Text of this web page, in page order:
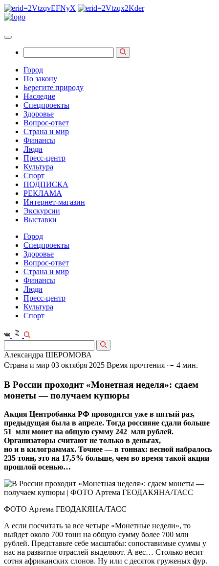
Город
По закону
Берегите природу
Наследие
Спецпроекты
Здоровье
Вопрос-ответ
Страна и мир
Финансы
Люди
Пресс-центр
Культура
Спорт
ПОДПИСКА
РЕКЛАМА
Интернет-магазин
Экскурсии
Выставки
Город
Спецпроекты
Здоровье
Вопрос-ответ
Страна и мир
Финансы
Люди
Пресс-центр
Культура
Спорт
Александра ШЕРОМОВА
Страна и мир 03 октября 2025 Время прочтения ⁓ 4 мин.
В России проходит «Монетная неделя»: сдаем
монеты — получаем купюры
Акция Центробанка РФ проводится уже в пятый раз,
предыдущая была в апреле. Тогда россияне сдали больше
51 млн монет на общую сумму 242 млн рублей.
Организаторы считают не только в деньгах,
но и в килограммах. Точнее — в тоннах: весной набралось
235 тонн, это на 17,5 % больше, чем во время такой акции
прошлой осенью…
ФОТО Артема ГЕОДАКЯНА/ТАСС
А если посчитать за все четыре «Монетные недели», то
выйдет около 700 тонн на общую сумму более 700 млн
рублей. Представьте себе масштабы: сопоставимые суммы у
нас на развитие отраслей выделяют. А вес… Столько весит
сотня африканских слонов. Ну или с десяток груженых фур.